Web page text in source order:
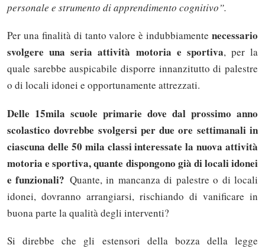
personale e strumento di apprendimento cognitivo”.
Per una finalità di tanto valore è indubbiamente necessario
svolgere una seria attività motoria e sportiva, per la
quale sarebbe auspicabile disporre innanzitutto di palestre
o di locali idonei e opportunamente attrezzati.
Delle 15mila scuole primarie dove dal prossimo anno
scolastico dovrebbe svolgersi per due ore settimanali in
ciascuna delle 50 mila classi interessate la nuova attività
motoria e sportiva, quante dispongono già di locali idonei
e funzionali? Quante, in mancanza di palestre o di locali
idonei, dovranno arrangiarsi, rischiando di vanificare in
buona parte la qualità degli interventi?
Si direbbe che gli estensori della bozza della legge